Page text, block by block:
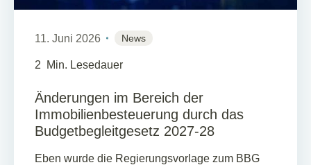
11. Juni 2026 News
2 Min. Lesedauer
Änderungen im Bereich der
Immobilienbesteuerung durch das
Budgetbegleitgesetz 2027-28
Eben wurde die Regierungsvorlage zum BBG